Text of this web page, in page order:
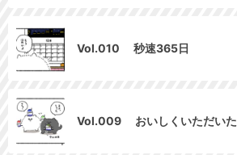
Vol.010 秒速365日
Vol.009 おいしくいただいた